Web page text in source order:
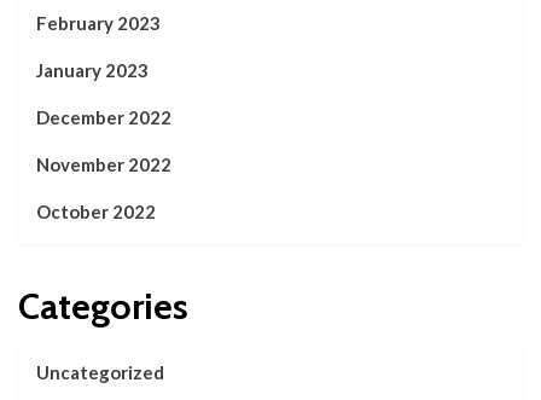
February 2023
January 2023
December 2022
November 2022
October 2022
Categories
Uncategorized